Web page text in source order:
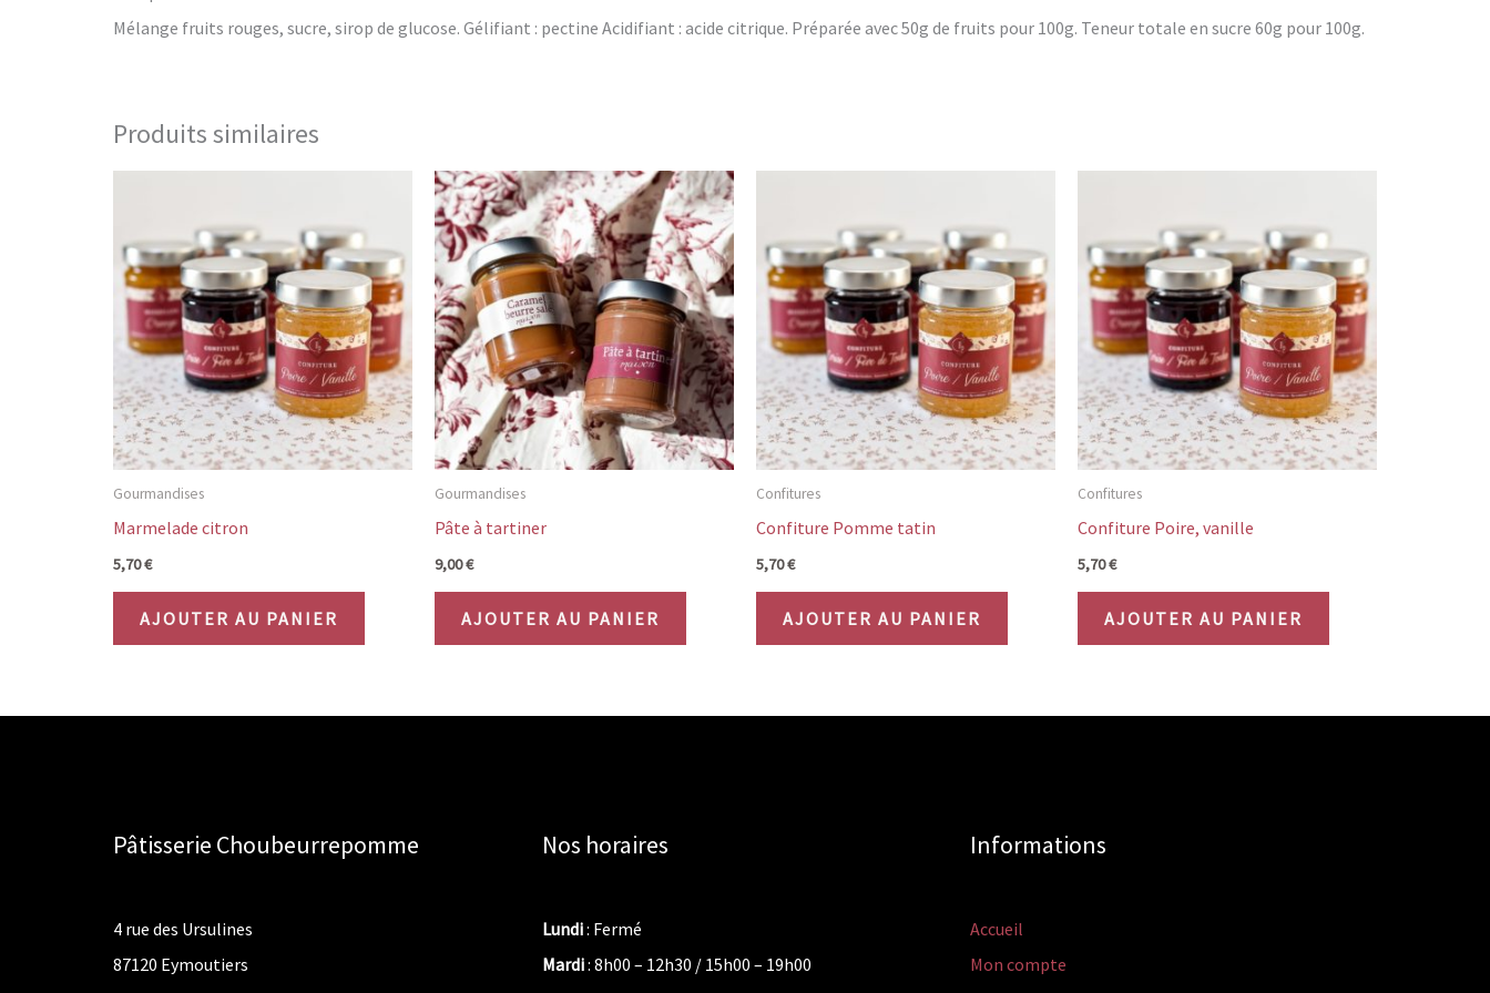
Mélange fruits rouges, sucre, sirop de glucose. Gélifiant : pectine Acidifiant : acide citrique. Préparée avec 50g de fruits pour 100g. Teneur totale en sucre 60g pour 100g.
Produits similaires
Gourmandises
Marmelade citron
5,70€
AJOUTER AU PANIER
Gourmandises
Pâte à tartiner
9,00€
AJOUTER AU PANIER
Confitures
Confiture Pomme tatin
5,70€
AJOUTER AU PANIER
Confitures
Confiture Poire, vanille
5,70€
AJOUTER AU PANIER
Pâtisserie Choubeurrepomme
4 rue des Ursulines
87120 Eymoutiers
Nos horaires
Lundi: Fermé
Mardi: 8h00 – 12h30 / 15h00 – 19h00
Informations
Accueil
Mon compte